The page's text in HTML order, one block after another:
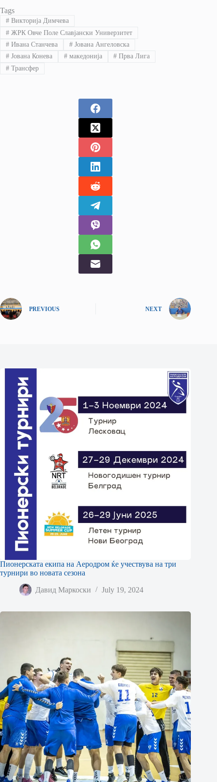
Tags
#Викторија Димчева
#ЖРК Овче Поле Славјански Универзитет
#Ивана Станчева #Јована Ангеловска
#Јована Конева #македонија # Прва Лига
#Трансфер
PREVIOUS NEXT
Пионерската екипа на Аеродром ќе учествува на три
турнири во новата сезона
Давид Маркоски July 19, 2024